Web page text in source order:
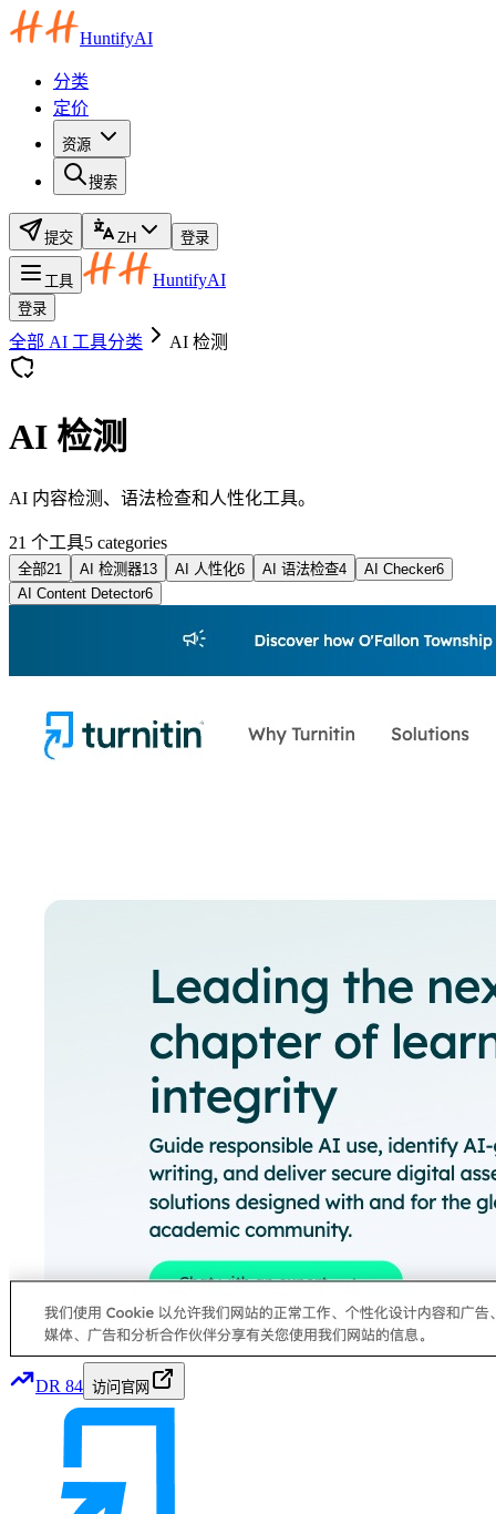
HuntifyAI
分类
定价
资源
搜索
提交 ZH 登录
工具 HuntifyAI
登录
全部 AI 工具分类 AI 检测
AI 检测
AI 内容检测、语法检查和人性化工具。
21 个工具5 categories
全部21 AI 检测器13 AI 人性化6 AI 语法检查4 AI Checker6
AI Content Detector6
DR 84 访问官网